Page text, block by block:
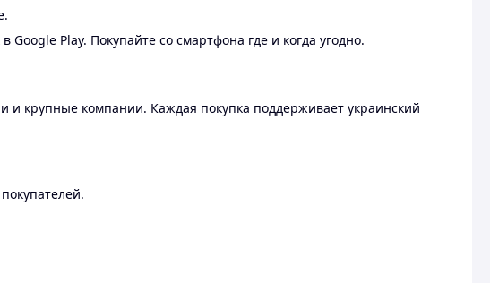
Play. Покупайте со смартфона где и когда угодно.
крупные компании. Каждая покупка поддерживает украинский